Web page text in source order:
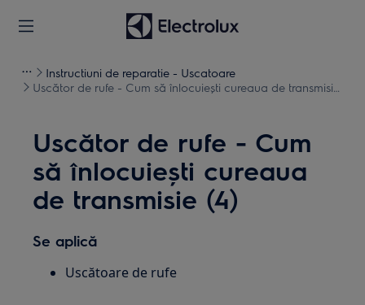
Instructiuni de reparatie - Uscatoare
Uscător de rufe - Cum să înlocuiești cureaua de transmisie
Uscător de rufe - Cum
să înlocuiești cureaua
de transmisie (4)
Se aplică
Uscătoare de rufe